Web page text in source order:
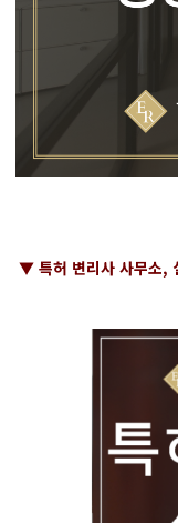
▼ 특허 변리사 사무소,